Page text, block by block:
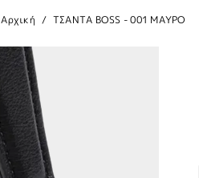
Αρχική ΤΣΑΝΤΑ BOSS - 001 ΜΑΥΡΟ